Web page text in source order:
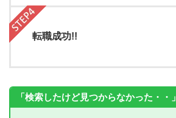
転職成功!!
「検索したけど見つからなかった・・」